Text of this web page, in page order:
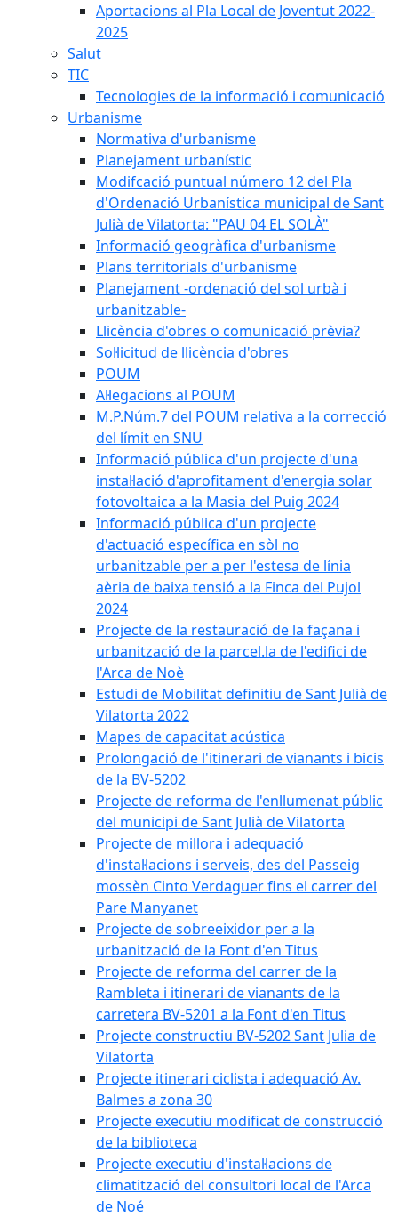
Aportacions al Pla Local de Joventut 2022-
2025
Salut
TIC
Tecnologies de la informació i comunicació
Urbanisme
Normativa d'urbanisme
Planejament urbanístic
Modifcació puntual número 12 del Pla
d'Ordenació Urbanística municipal de Sant
Julià de Vilatorta: "PAU 04 EL SOLÀ"
Informació geogràfica d'urbanisme
Plans territorials d'urbanisme
Planejament -ordenació del sol urbà i
urbanitzable-
Llicència d'obres o comunicació prèvia?
Sol·licitud de llicència d'obres
POUM
Al·legacions al POUM
M.P.Núm.7 del POUM relativa a la correcció
del límit en SNU
Informació pública d'un projecte d'una
instal·lació d'aprofitament d'energia solar
fotovoltaica a la Masia del Puig 2024
Informació pública d'un projecte
d'actuació específica en sòl no
urbanitzable per a per l'estesa de línia
aèria de baixa tensió a la Finca del Pujol
2024
Projecte de la restauració de la façana i
urbanització de la parcel.la de l'edifici de
l'Arca de Noè
Estudi de Mobilitat definitiu de Sant Julià de
Vilatorta 2022
Mapes de capacitat acústica
Prolongació de l'itinerari de vianants i bicis
de la BV-5202
Projecte de reforma de l'enllumenat públic
del municipi de Sant Julià de Vilatorta
Projecte de millora i adequació
d'instal·lacions i serveis, des del Passeig
mossèn Cinto Verdaguer fins el carrer del
Pare Manyanet
Projecte de sobreeixidor per a la
urbanització de la Font d'en Titus
Projecte de reforma del carrer de la
Rambleta i itinerari de vianants de la
carretera BV-5201 a la Font d'en Titus
Projecte constructiu BV-5202 Sant Julia de
Vilatorta
Projecte itinerari ciclista i adequació Av.
Balmes a zona 30
Projecte executiu modificat de construcció
de la biblioteca
Projecte executiu d'instal·lacions de
climatització del consultori local de l'Arca
de Noé